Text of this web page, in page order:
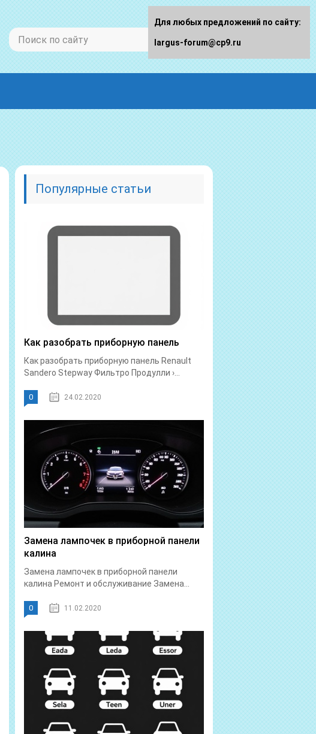
Популярные статьи
Как разобрать приборную панель
Как разобрать приборную панель Renault
Sandero Stepway Фильтро Продулли ›...
0 24.02.2020
Замена лампочек в приборной панели
калина
Замена лампочек в приборной панели
калина Ремонт и обслуживание Замена...
0 11.02.2020
Для любых предложений по сайту:
largus-forum@cp9.ru